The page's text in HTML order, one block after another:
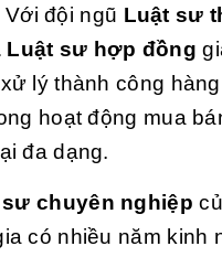
Với đội ngũ Luật sư
Luật sư hợp đồng
lý thành công
hoạt động mua
đa dạng.
chuyên nghiệp
có nhiều năm kinh